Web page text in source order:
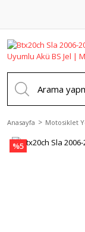
Anasayfa Motosiklet
%5